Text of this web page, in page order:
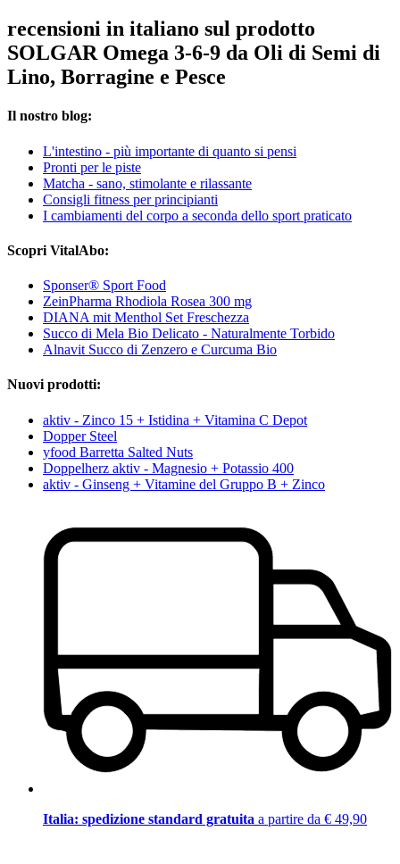
recensioni in italiano sul prodotto
SOLGAR Omega 3-6-9 da Oli di Semi di
Lino, Borragine e Pesce
Il nostro blog:
L'intestino - più importante di quanto si pensi
Pronti per le piste
Matcha - sano, stimolante e rilassante
Consigli fitness per principianti
I cambiamenti del corpo a seconda dello sport praticato
Scopri VitalAbo:
Sponser® Sport Food
ZeinPharma Rhodiola Rosea 300 mg
DIANA mit Menthol Set Freschezza
Succo di Mela Bio Delicato - Naturalmente Torbido
Alnavit Succo di Zenzero e Curcuma Bio
Nuovi prodotti:
aktiv - Zinco 15 + Istidina + Vitamina C Depot
Dopper Steel
yfood Barretta Salted Nuts
Doppelherz aktiv - Magnesio + Potassio 400
aktiv - Ginseng + Vitamine del Gruppo B + Zinco
Italia: spedizione standard gratuita a partire da € 49,90